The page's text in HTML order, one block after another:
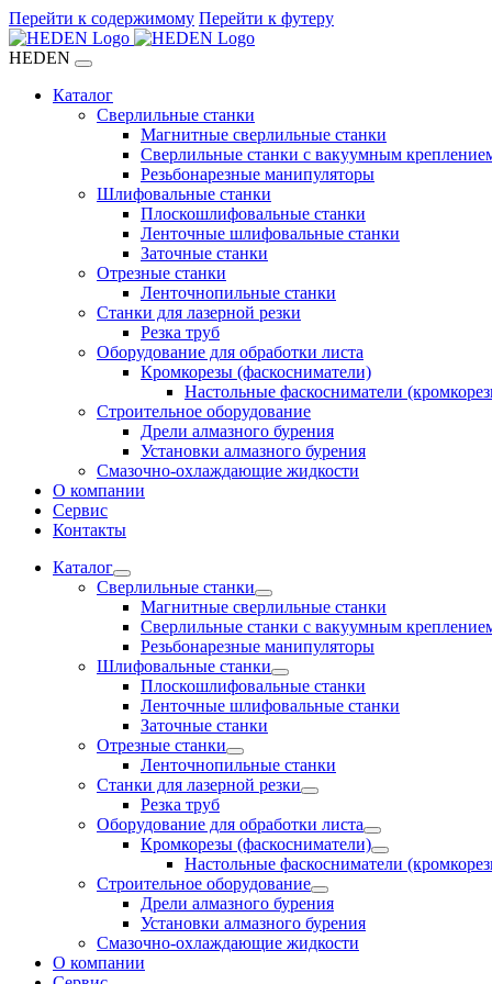
Перейти к содержимому Перейти к футеру
HEDEN
Каталог
Сверлильные станки
Магнитные сверлильные станки
Сверлильные станки с вакуумным
Резьбонарезные манипуляторы
Шлифовальные станки
Плоскошлифовальные станки
Ленточные шлифовальные станки
Заточные станки
Отрезные станки
Ленточнопильные станки
Станки для лазерной резки
Резка труб
Оборудование для обработки листа
Кромкорезы (фаскосниматели)
Настольные фаскосниматели
Строительное оборудование
Дрели алмазного бурения
Установки алмазного бурения
Смазочно-охлаждающие жидкости
О компании
Сервис
Контакты
Каталог
Сверлильные станки
Магнитные сверлильные станки
Сверлильные станки с вакуумным
Резьбонарезные манипуляторы
Шлифовальные станки
Плоскошлифовальные станки
Ленточные шлифовальные станки
Заточные станки
Отрезные станки
Ленточнопильные станки
Станки для лазерной резки
Резка труб
Оборудование для обработки листа
Кромкорезы (фаскосниматели)
Настольные фаскосниматели
Строительное оборудование
Дрели алмазного бурения
Установки алмазного бурения
Смазочно-охлаждающие жидкости
О компании